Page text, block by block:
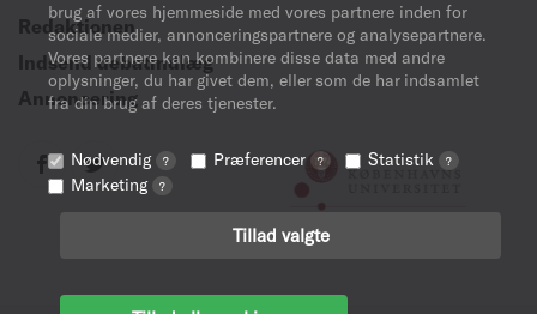
brug af vores hjemmeside med vores partnere inden for
sociale medier, annonceringspartnere og analysepartnere.
Vores partnere kan kombinere disse data med andre
oplysninger, du har givet dem, eller som de har indsamlet
fra din brug af deres tjenester.
Nødvendig ? Præferencer ? Statistik ?
Marketing ?
Tillad valgte
Redaktionen
Indsend debatindlæg
Annoncering